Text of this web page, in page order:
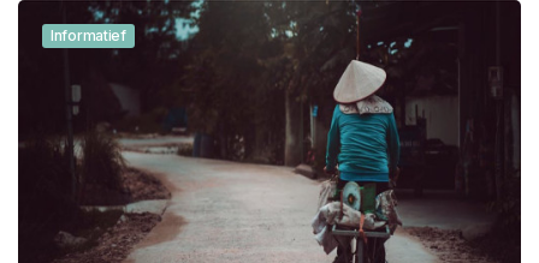
Informatief